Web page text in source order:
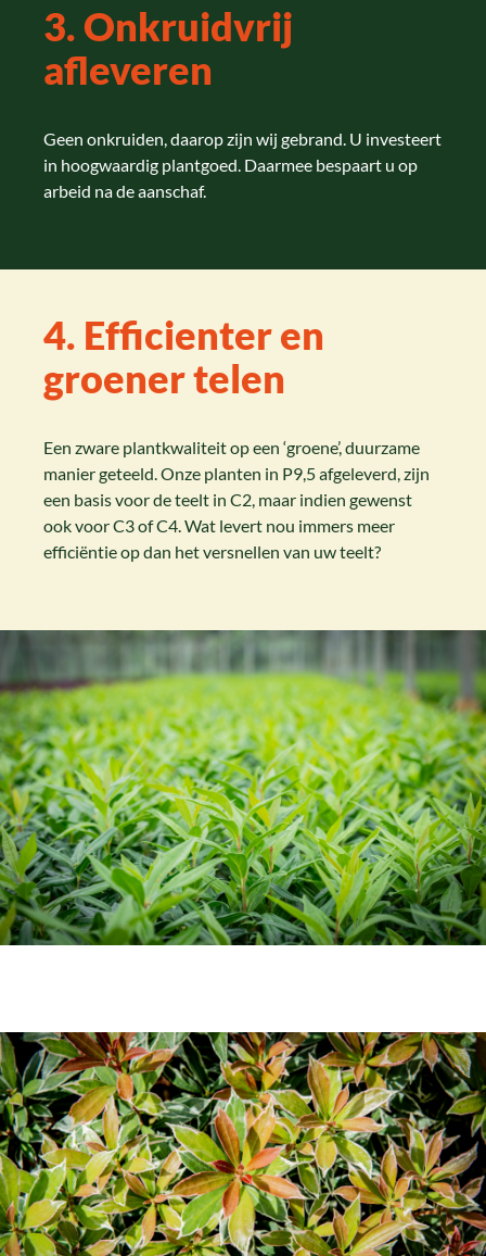
3. Onkruidvrij
afleveren
Geen onkruiden, daarop zijn wij gebrand. U investeert
in hoogwaardig plantgoed. Daarmee bespaart u op
arbeid na de aanschaf.
4. Efficienter en
groener telen
Een zware plantkwaliteit op een ‘groene’, duurzame
manier geteeld. Onze planten in P9,5 afgeleverd, zijn
een basis voor de teelt in C2, maar indien gewenst
ook voor C3 of C4. Wat levert nou immers meer
efficiëntie op dan het versnellen van uw teelt?